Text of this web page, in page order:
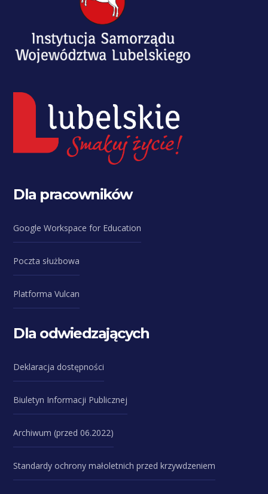
Dla pracowników
Google Workspace for Education
Poczta służbowa
Platforma Vulcan
Dla odwiedzających
Deklaracja dostępności
Biuletyn Informacji Publicznej
Archiwum (przed 06.2022)
Standardy ochrony małoletnich przed krzywdzeniem